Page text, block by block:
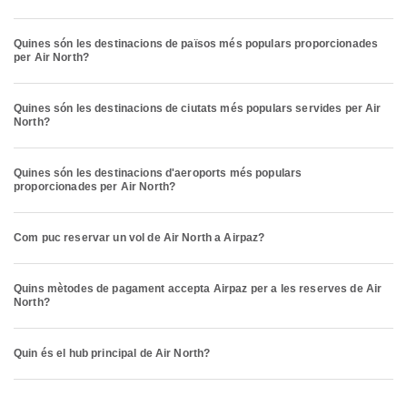
Quines són les destinacions de països més populars proporcionades
per Air North?
Quines són les destinacions de ciutats més populars servides per Air
North?
Quines són les destinacions d'aeroports més populars
proporcionades per Air North?
Com puc reservar un vol de Air North a Airpaz?
Quins mètodes de pagament accepta Airpaz per a les reserves de Air
North?
Quin és el hub principal de Air North?